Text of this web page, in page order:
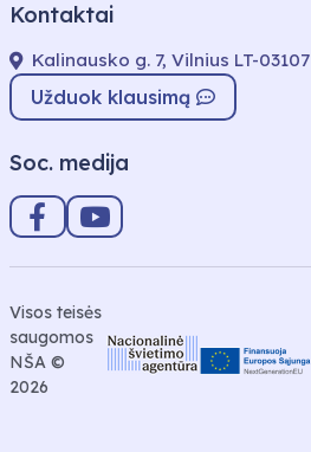
Kontaktai
Kalinausko g. 7, Vilnius LT-03107
Užduok klausimą
Soc. medija
Visos teisės
saugomos
NŠA ©
2026